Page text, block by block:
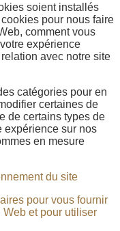
soient installés
pour nous faire
comment vous
expérience
avec notre site
catégories pour en
certaines de
de certains types de
expérience sur nos
en mesure
du site
pour vous fournir
Web et pour utiliser